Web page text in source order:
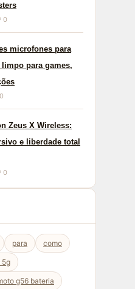
0
microfones para
limpo para games,
Zeus X Wireless:
e liberdade total
0
para como
5g
g56 bateria